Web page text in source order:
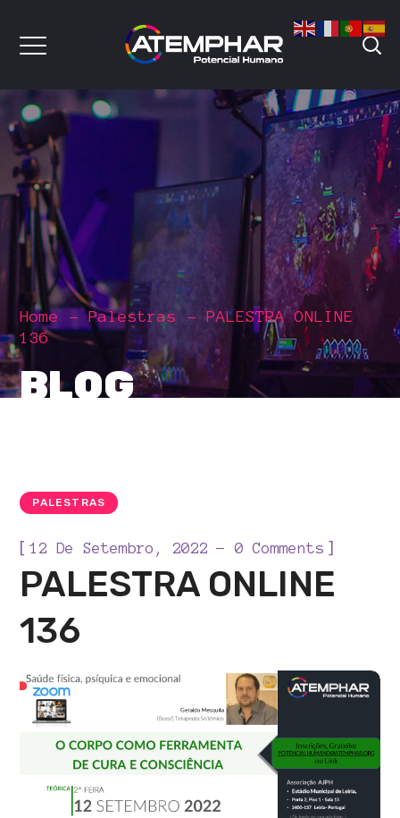
Home Palestras
PALESTRA ONLINE
136
BLOG
PALESTRAS
[12 De Setembro, 2022 0 Comments ]
PALESTRA ONLINE
136